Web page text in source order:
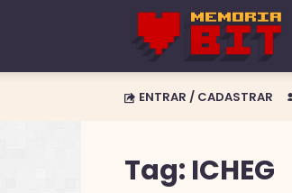
ENTRAR / CADASTRAR
Tag: ICHEG